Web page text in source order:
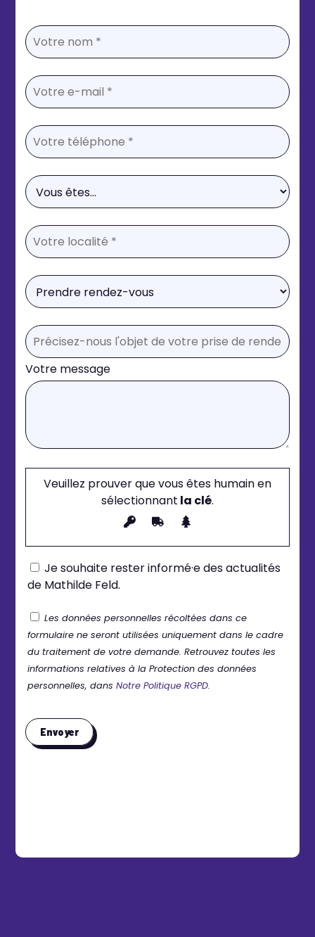
Votre message
Veuillez prouver que vous êtes humain en
sélectionnant la clé.
Je souhaite rester informé·e des actualités
de Mathilde Feld.
Les données personnelles récoltées dans ce
formulaire ne seront utilisées uniquement dans le cadre
du traitement de votre demande. Retrouvez toutes les
informations relatives à la Protection des données
personnelles, dansNotre Politique RGPD.